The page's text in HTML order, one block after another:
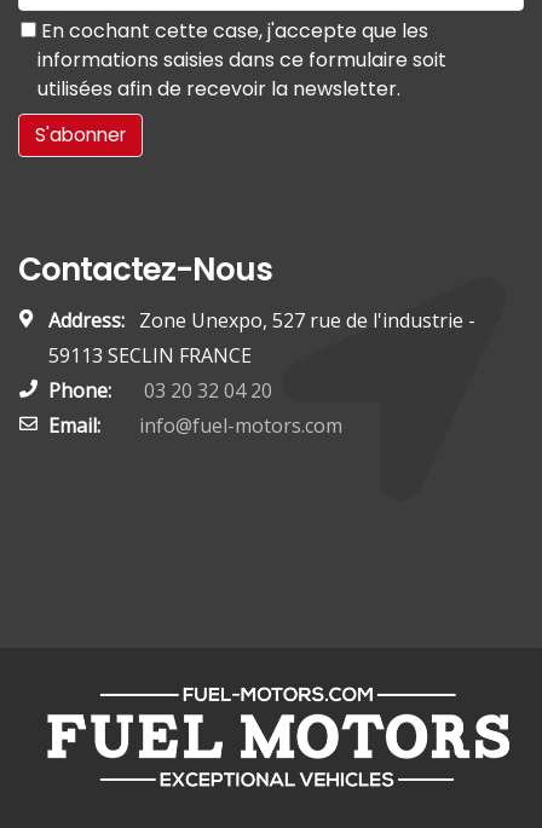
En cochant cette case, j'accepte que les
informations saisies dans ce formulaire soit
utilisées afin de recevoir la newsletter.
Contactez-Nous
Address: Zone Unexpo, 527 rue de l'industrie -
59113 SECLIN FRANCE
Phone:
03 20 32 04 20
Email:
info@fuel-motors.com